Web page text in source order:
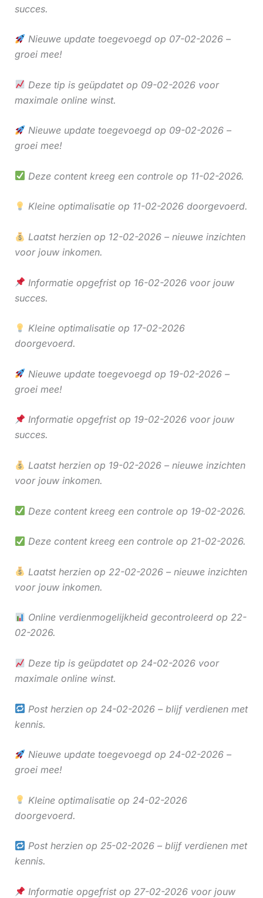
succes.
Nieuwe update toegevoegd op 07-02-2026 –
groei mee!
Deze tip is geüpdatet op 09-02-2026 voor
maximale online winst.
Nieuwe update toegevoegd op 09-02-2026 –
groei mee!
Deze content kreeg een controle op 11-02-2026.
Kleine optimalisatie op 11-02-2026 doorgevoerd.
Laatst herzien op 12-02-2026 – nieuwe inzichten
voor jouw inkomen.
Informatie opgefrist op 16-02-2026 voor jouw
succes.
Kleine optimalisatie op 17-02-2026
doorgevoerd.
Nieuwe update toegevoegd op 19-02-2026 –
groei mee!
Informatie opgefrist op 19-02-2026 voor jouw
succes.
Laatst herzien op 19-02-2026 – nieuwe inzichten
voor jouw inkomen.
Deze content kreeg een controle op 19-02-2026.
Deze content kreeg een controle op 21-02-2026.
Laatst herzien op 22-02-2026 – nieuwe inzichten
voor jouw inkomen.
Online verdienmogelijkheid gecontroleerd op 22-
02-2026.
Deze tip is geüpdatet op 24-02-2026 voor
maximale online winst.
Post herzien op 24-02-2026 – blijf verdienen met
kennis.
Nieuwe update toegevoegd op 24-02-2026 –
groei mee!
Kleine optimalisatie op 24-02-2026
doorgevoerd.
Post herzien op 25-02-2026 – blijf verdienen met
kennis.
Informatie opgefrist op 27-02-2026 voor jouw